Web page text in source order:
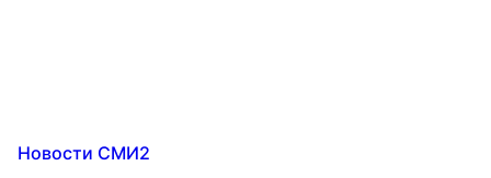
Новости СМИ2